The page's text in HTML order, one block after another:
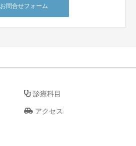
お問合せフォーム
診療科目
アクセス